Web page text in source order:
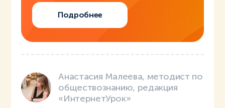
Подробнее
Анастасия Малеева, методист по
обществознанию, редакция
«ИнтернетУрок»